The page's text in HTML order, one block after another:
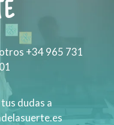
+34 965 731
dudas a